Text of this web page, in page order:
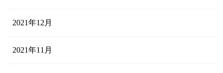
2021年12月
2021年11月